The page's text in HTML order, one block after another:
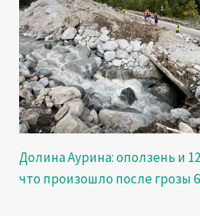
Долина Аурина: оползень и
что произошло после грозы 6